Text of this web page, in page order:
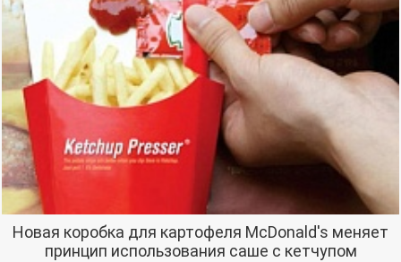
Новая коробка для картофеля McDonald's меняет
принцип использования саше с кетчупом